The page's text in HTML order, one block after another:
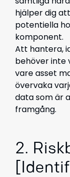
hjälper dig
potentiella
komponent.
Att hantera,
behöver inte
vare asset
övervaka
data som är
framgång.
2.